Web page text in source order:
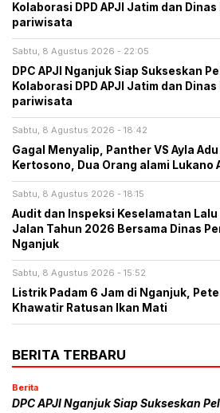
Kolaborasi DPD APJI Jatim dan
pariwisata
Sabtu, 8 Agustus 2026 - 22:05
DPC APJI Nganjuk Siap Sukseskan
Kolaborasi DPD APJI Jatim dan
pariwisata
Sabtu, 8 Agustus 2026 - 18:42
Gagal Menyalip, Panther VS Ayla
Kertosono, Dua Orang alami Lukano
Sabtu, 8 Agustus 2026 - 18:15
Audit dan Inspeksi Keselamatan
Jalan Tahun 2026 Bersama Dinas
Nganjuk
Sabtu, 8 Agustus 2026 - 15:52
Listrik Padam 6 Jam di Nganjuk,
Khawatir Ratusan Ikan Mati
BERITA TERBARU
Berita
DPC APJI Nganjuk Siap Sukseskan